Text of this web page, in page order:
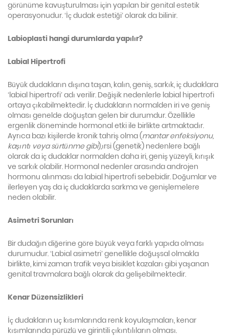
görünüme kavuşturulması için yapılan bir genital estetik
operasyonudur. ‘İç dudak estetiği’ olarak da bilinir.
Labioplasti hangi durumlarda yapılır?
Labial Hipertrofi
Büyük dudakların dışına taşan, kalın, geniş, sarkık, iç dudaklara
‘labial hipertrofi’ adı verilir. Değişik nedenlerle labial hipertrofi
ortaya çıkabilmektedir. İç dudakların normalden iri ve geniş
olması genelde doğuştan gelen bir durumdur. Özellikle
ergenlik döneminde hormonal etki ile birlikte artmaktadır.
Ayrıca bazı kişilerde kronik tahriş olma (mantar enfeksiyonu,
kaşıntı veya sürtünme gibi),ırsi (genetik) nedenlere bağlı
olarak da iç dudaklar normalden daha iri, geniş yüzeyli, kırışık
ve sarkık olabilir. Hormonal nedenler arasında androjen
hormonu alınması da labial hipertrofi sebebidir. Doğumlar ve
ilerleyen yaş da iç dudaklarda sarkma ve genişlemelere
neden olabilir.
Asimetri Sorunları
Bir dudağın diğerine göre büyük veya farklı yapıda olması
durumudur. ‘Labial asimetri’ genellikle doğuşsal olmakla
birlikte, kimi zaman trafik veya bisiklet kazaları gibi yaşanan
genital travmalara bağlı olarak da gelişebilmektedir.
Kenar Düzensizlikleri
İç dudakların uç kısımlarında renk koyulaşmaları, kenar
kısımlarında pürüzlü ve girintili çıkıntılıların olması.